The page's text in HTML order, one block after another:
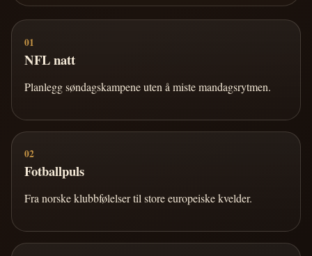
01
NFL natt
Planlegg søndagskampene uten å miste mandagsrytmen.
02
Fotballpuls
Fra norske klubbfølelser til store europeiske kvelder.